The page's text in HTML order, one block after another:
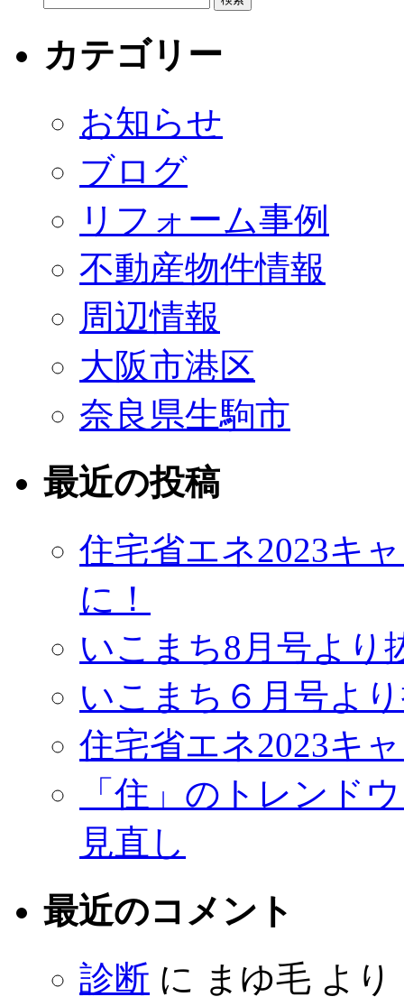
カテゴリー
お知らせ
ブログ
リフォーム事例
不動産物件情報
周辺情報
大阪市港区
奈良県生駒市
最近の投稿
住宅省エネ2023キ
に！
いこまち8月号よ
いこまち６月号よ
住宅省エネ2023キ
「住」のトレンド
見直し
最近のコメント
診断 に まゆ毛 より